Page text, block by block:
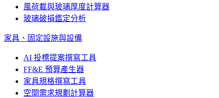
風荷載與玻璃厚度計算器
玻璃破損鑑定分析
家具、固定設施與設備
AI 投標提案撰寫工具
FF&E 預算產生器
家具規格撰寫工具
空間需求規劃計算器